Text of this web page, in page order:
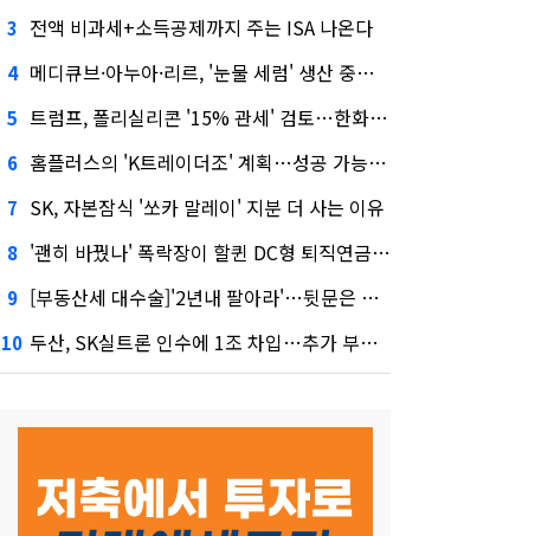
3 전액 비과세+소득공제까지 주는 ISA 나온다
4 메디큐브·아누아·리르, '눈물 세럼' 생산 중단한다
5 트럼프, 폴리실리콘 '15% 관세' 검토…한화큐셀·OCI 영향은?
6 홈플러스의 'K트레이더조' 계획…성공 가능성은 '글쎄'
7 SK, 자본잠식 '쏘카 말레이' 지분 더 사는 이유
8 '괜히 바꿨나' 폭락장이 할퀸 DC형 퇴직연금…전문가 조언은
9 [부동산세 대수술]'2년내 팔아라'…뒷문은 열었다
10 두산, SK실트론 인수에 1조 차입…추가 부담은?